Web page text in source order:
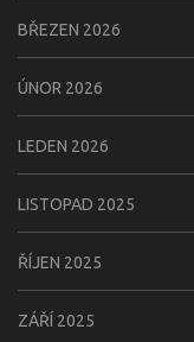
BŘEZEN 2026
ÚNOR 2026
LEDEN 2026
LISTOPAD 2025
ŘÍJEN 2025
ZÁŘÍ 2025